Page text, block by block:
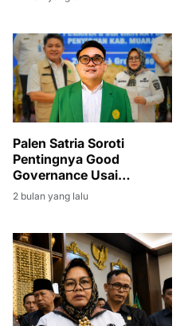
DESA DANAU BARU
Palen Satria Soroti
Pentingnya Good
Governance Usai
Penyerahan SK PLT
Bupati Muara Enim
2 bulan yang lalu